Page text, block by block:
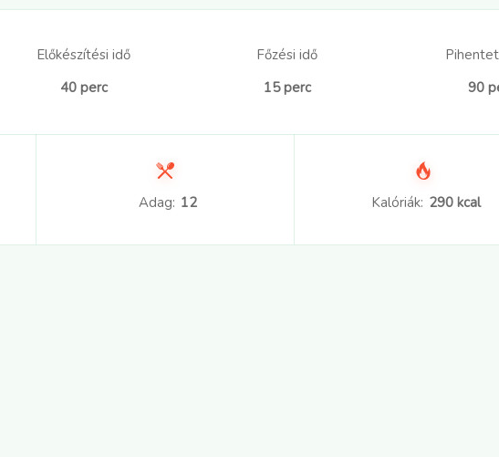
Előkészítési idő
40 perc
Főzési idő
15 perc
90
Adag: 12 Kalóriák: 290 kcal